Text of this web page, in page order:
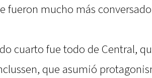
fueron mucho más
cuarto fue todo de Central,
que asumió